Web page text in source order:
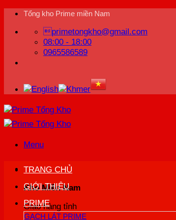
Tổng kho Prime miền Nam
primetongkho@gmail.com
08:00 - 18:00
0965586589
Menu
Kho Miền Nam
Giao hàng tỉnh
TRANG CHỦ
GIỚI THIỆU
PRIME
GẠCH LÁT PRIME